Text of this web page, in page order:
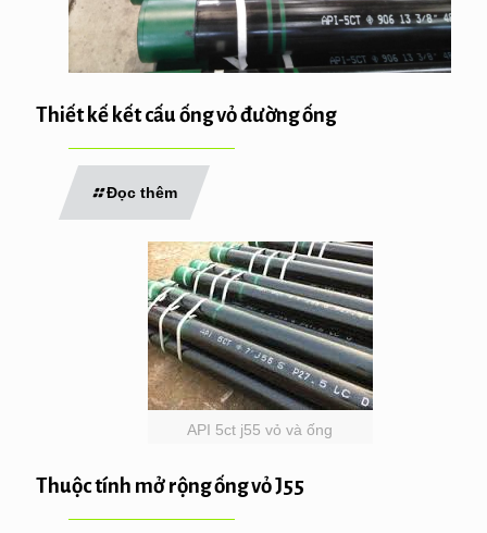
Thiết kế kết cấu ống vỏ đường ống
Đọc thêm
API 5ct j55 vỏ và ống
Thuộc tính mở rộng ống vỏ J55